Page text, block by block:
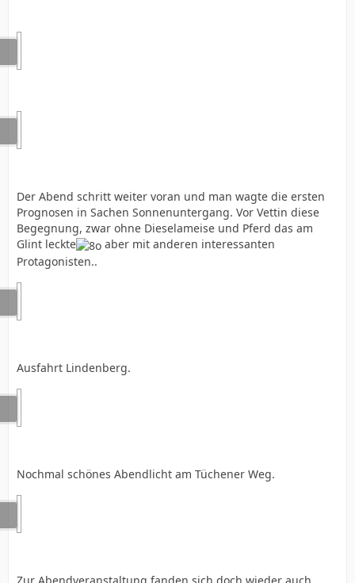
Der Abend schritt weiter voran und man wagte die ersten
Prognosen in Sachen Sonnenuntergang. Vor Vettin diese
Begegnung, zwar ohne Dieselameise und Pferd das am
Glint leckte
aber mit anderen interessanten
Protagonisten..
Ausfahrt Lindenberg.
Nochmal schönes Abendlicht am Tüchener Weg.
Zur Abendveranstaltung fanden sich doch wieder auch